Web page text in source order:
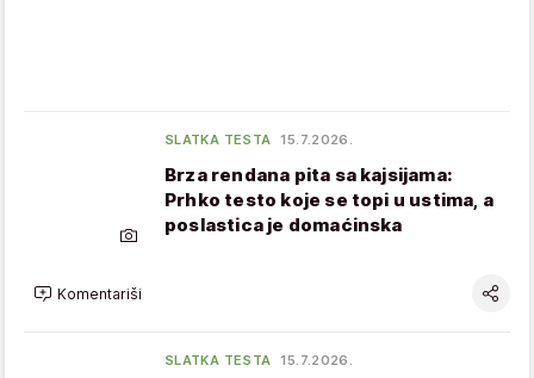
SLATKA TESTA 15.7.2026.
Brza rendana pita sa kajsijama:
Prhko testo koje se topi u ustima, a
poslastica je domaćinska
Komentariši
SLATKA TESTA 15.7.2026.